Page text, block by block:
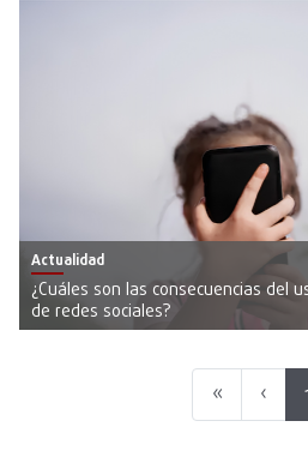
Actualidad
¿Cuáles son las consecuencias del
de redes sociales?
« ‹